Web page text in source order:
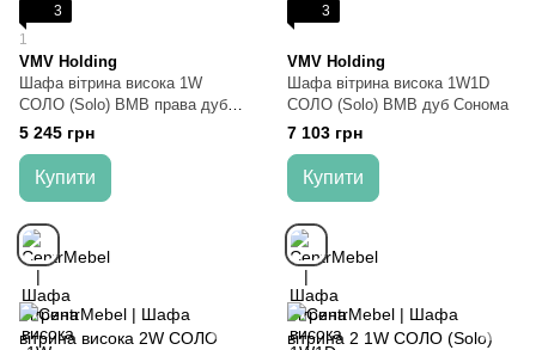
3
1
VMV Holding
Шафа вітрина висока 1W
СОЛО (Solo) ВМВ права дуб
Сонома
5 245 грн
Купити
3
VMV Holding
Шафа вітрина висока 1W1D
СОЛО (Solo) ВМВ дуб Сонома
7 103 грн
Купити